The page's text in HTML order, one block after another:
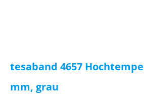
tesaband 4657
mm, grau